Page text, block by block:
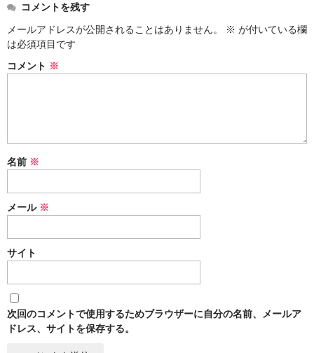
送料・梱包
会社概要
コメントを残す
メールアドレスが公開されることはありません。
※ が付いている欄
は必須項目です
コメント ※
名前 ※
メール ※
サイト
次回のコメントで使用するためブラウザーに自分の名前、メールア
ドレス、サイトを保存する。